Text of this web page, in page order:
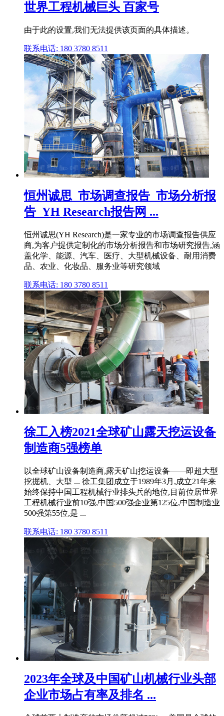
世界工程机械巨头 百家号
由于此的设置,我们无法提供该页面的具体描述。
联系电话: 180 3780 8511
恒州诚思_市场调查报告_市场分析报
告_YH Research报告网 ...
恒州诚思(YH Research)是一家专业的市场调查报告供应
商,为客户提供定制化的市场分析报告和市场研究报告,涵
盖化学、能源、汽车、医疗、大型机械设备、耐用消费
品、农业、化妆品、服务业等研究领域
联系电话: 180 3780 8511
徐工入榜2021全球矿山露天挖运设备
制造商5强榜单
以全球矿山设备制造商,露天矿山挖运设备——即超大型
挖掘机、大型 ... 徐工集团成立于1989年3月,成立21年来
始终保持中国工程机械行业排头兵的地位,目前位居世界
工程机械行业前10强,中国500强企业第125位,中国制造业
500强第55位,是 ...
联系电话: 180 3780 8511
2023年全球及中国矿山机械行业头部
企业市场占有率及排名 ...